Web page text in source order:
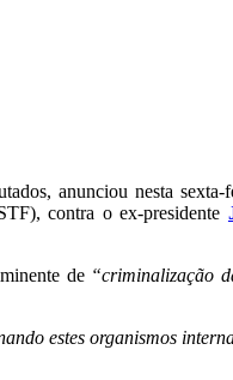
anunciou nesta sexta-
contra o ex-presidente
de “criminalização
estes organismos